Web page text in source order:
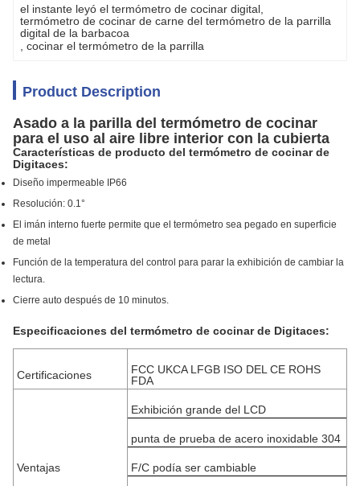
el instante leyó el termómetro de cocinar digital
termómetro de cocinar de carne del termómetro de la parrilla
digital de la barbacoa
cocinar el termómetro de la parrilla
Product Description
Asado a la parilla del termómetro de cocinar
para el uso al aire libre interior con la cubierta
Características de producto del termómetro de cocinar de
Digitaces:
Diseño impermeable IP66
Resolución: 0.1°
El imán interno fuerte permite que el termómetro sea pegado en superficie
de metal
Función de la temperatura del control para parar la exhibición de cambiar la
lectura.
Cierre auto después de 10 minutos.
Especificaciones del termómetro de cocinar de Digitaces:
Certificaciones
FCC UKCA LFGB ISO DEL CE ROHS
FDA
Ventajas
Exhibición grande del LCD
punta de prueba de acero inoxidable 304
F/C podía ser cambiable